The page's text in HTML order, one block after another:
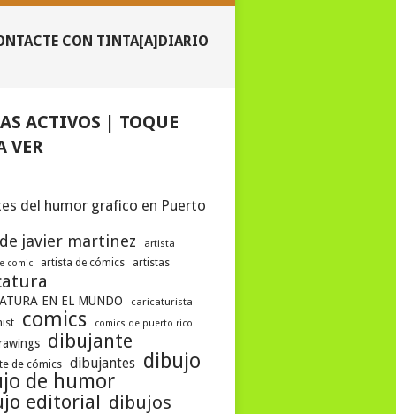
CON TINTA[A]DIARIO
ACTIVOS | TOQUE
VER
del humor grafico en Puerto
javier martinez
artista
comic
artista de cómics artistas
EN EL MUNDO caricaturista
comics comics de puerto rico
dibujante
de cómics dibujantes dibujo
de humor
editorial dibujos